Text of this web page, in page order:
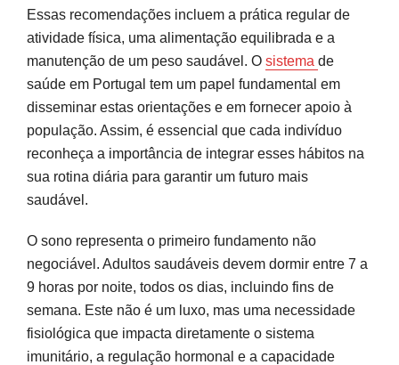
Essas recomendações incluem a prática regular de
atividade física, uma alimentação equilibrada e a
manutenção de um peso saudável. O sistema de
saúde em Portugal tem um papel fundamental em
disseminar estas orientações e em fornecer apoio à
população. Assim, é essencial que cada indivíduo
reconheça a importância de integrar esses hábitos na
sua rotina diária para garantir um futuro mais
saudável.
O sono representa o primeiro fundamento não
negociável. Adultos saudáveis devem dormir entre 7 a
9 horas por noite, todos os dias, incluindo fins de
semana. Este não é um luxo, mas uma necessidade
fisiológica que impacta diretamente o sistema
imunitário, a regulação hormonal e a capacidade